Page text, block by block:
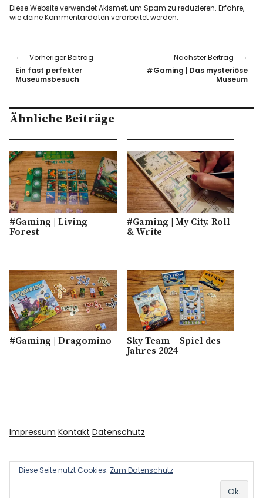
Diese Website verwendet Akismet, um Spam zu reduzieren.Erfahre,
wie deine Kommentardaten verarbeitet werden.
Vorheriger Beitrag
Ein fast perfekter
Museumsbesuch
Nächster Beitrag
#Gaming | Das mysteriöse
Museum
Ähnliche Beiträge
#Gaming | Living
Forest
#Gaming | My City. Roll
& Write
#Gaming | Dragomino
Sky Team – Spiel des
Jahres 2024
Impressum Kontakt Datenschutz
Diese Seite nutzt Cookies. Zum Datenschutz